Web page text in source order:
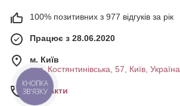
100% позитивних з 977 відгуків за рік
Працює з 28.06.2020
м. Київ
вул. Костянтинівська, 57, Київ, Україна
Контакти
КНОПКА
ЗВ'ЯЗКУ